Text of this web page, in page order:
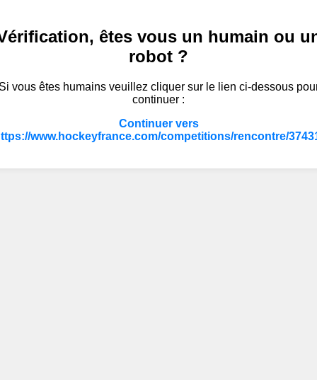
êtes vous un humain ou
robot ?
vous êtes humains veuillez cliquer sur le lien ci-dessous
continuer :
Continuer vers
www.hockeyfrance.com/competitions/rencontre/